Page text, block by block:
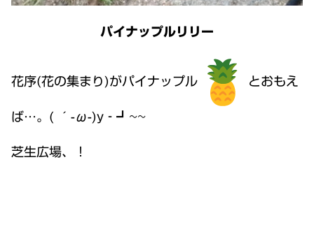
パイナップルリリー
花序(花の集まり)がパイナップル とおもえ
ば…。( ´-ω-)y‐┛~~
芝生広場、！